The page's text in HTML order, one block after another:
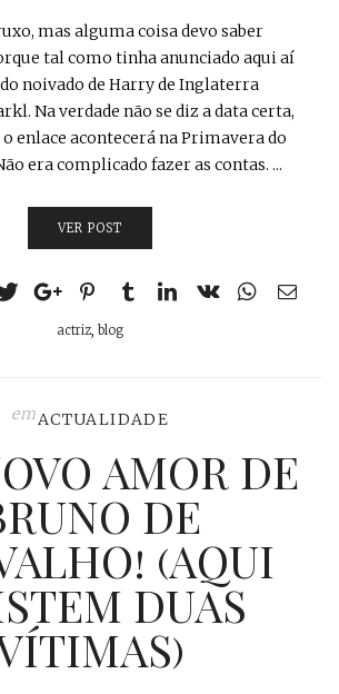
mas alguma coisa devo saber
tal como tinha anunciado aqui aí
noivado de Harry de Inglaterra
Na verdade não se diz a data certa,
enlace acontecerá na Primavera do
era complicado fazer as contas. ...
VER POST
actriz, blog
emACTUALIDADE
AMOR DE
DE
(AQUI
DUAS